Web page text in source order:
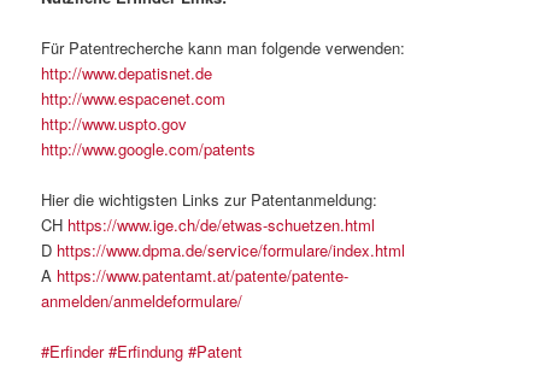
Für Patentrecherche kann man folgende verwenden:
http://www.depatisnet.de
http://www.espacenet.com
http://www.uspto.gov
http://www.google.com/patents
Hier die wichtigsten Links zur Patentanmeldung:
CH https://www.ige.ch/de/etwas-schuetzen.html
D https://www.dpma.de/service/formulare/index.html
A https://www.patentamt.at/patente/patente-
anmelden/anmeldeformulare/
#Erfinder #Erfindung #Patent